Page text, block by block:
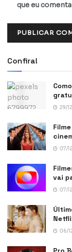
que eu
Confira!
29/
07/
vai
07/
06/